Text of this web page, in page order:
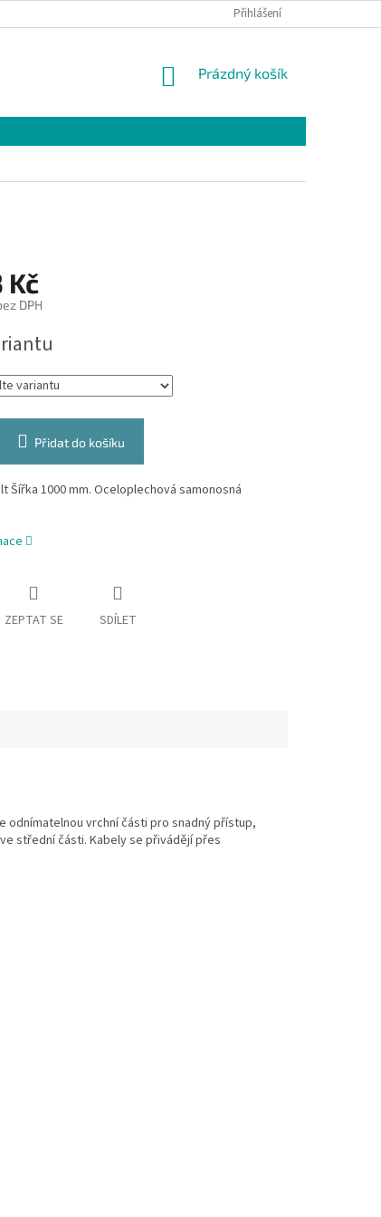
Přihlášení
NÁKUPNÍ
Prázdný košík
Kč
DPH
Přidat do košíku
Šířka 1000 mm. Oceloplechová samonosná
ZEPTAT SE SDÍLET
odnímatelnou vrchní části pro snadný přístup,
střední části. Kabely se přivádějí přes